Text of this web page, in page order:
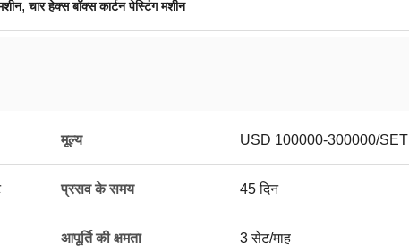
,चार हेक्स बॉक्स कार्टन पेस्टिंग मशीन
मूल्य USD 100000-300000/SET
प्रसव के समय 45 दिन
आपूर्ति की क्षमता 3 सेट/माह